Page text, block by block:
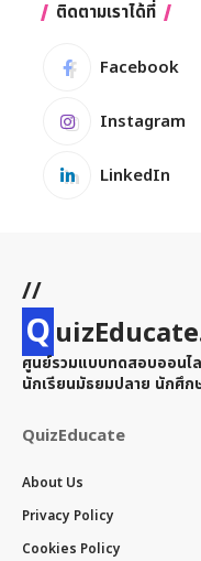
ติดตามเราได้ที่
Facebook
Instagram
LinkedIn
//
Q
ศูนย์รวมแบบทดสอบออนไ
นักเรียนมัธยมปลาย นักศึก
QuizEducate
About Us
Privacy Policy
Cookies Policy